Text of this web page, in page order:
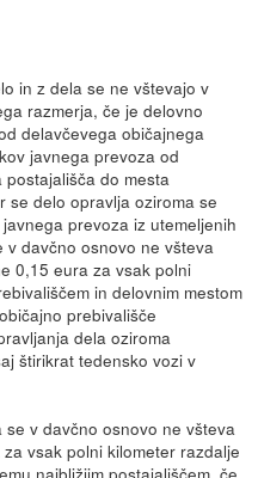
in z dela se ne vštevajo v
razmerja, če je delovno
delavčevega običajnega
javnega prevoza od
do mesta
se delo opravlja oziroma se
prevoza iz utemeljenih
davčno osnovo ne všteva
0,15 eura za vsak polni
in delovnim mestom
prebivališče
dela oziroma
štirikrat tedensko vozi v
v davčno osnovo ne všteva
vsak polni kilometer razdalje